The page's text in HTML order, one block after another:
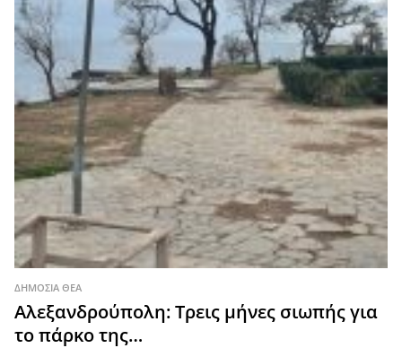
ΔΗΜΌΣΙΑ ΘΈΑ
Αλεξανδρούπολη: Τρεις μήνες σιωπής για
το πάρκο της…